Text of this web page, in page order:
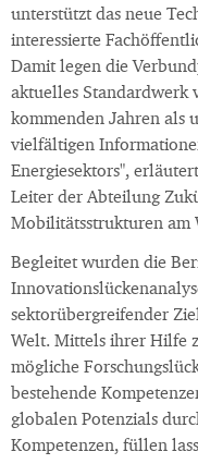
unterstützt das neue
interessierte
Damit legen die
aktuelles Standardwerk
kommenden Jahren als
vielfältigen
Energiesektors",
Leiter der Abteilung
Mobilitätsstrukturen am
Begleitet wurden die
sektorübergreifender
Welt. Mittels ihrer Hilfe
mögliche
bestehende
globalen Potenzials
Kompetenzen, füllen